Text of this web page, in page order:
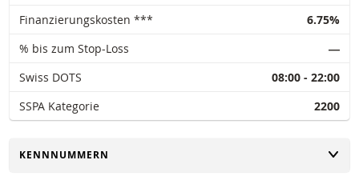
Finanzierungskosten ***
6.75%
% bis zum Stop-Loss
―
Swiss DOTS
08:00 - 22:00
SSPA Kategorie
2200
UMSCHALTEN
KENNNUMMERN